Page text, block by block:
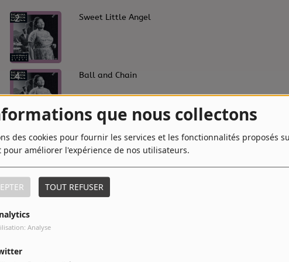
que nous collectons
des cookies pour fournir les services et les fonctionnalités proposés
pour améliorer l'expérience de nos utilisateurs.
TOUT REFUSER
Analyse
2 Sweet Little Angel
4 Ball and Chain
6 I'm Feeling Alright
8 Little Red Rooster
10